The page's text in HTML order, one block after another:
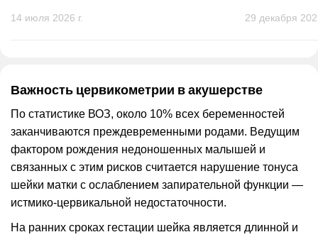
приходит на УЗИ с волнением и тревогой.
Желаю Вам крепкого здоровья,
благодарных пациентов и всего самого
доброго!
14 июля 2026 г.
человека,
29 декабря
Важность цервикометрии в акушерстве
По статистике ВОЗ, около 10% всех беременностей
заканчиваются преждевременными родами. Ведущим
фактором рождения недоношенных малышей и
связанных с этим рисков считается нарушение тонуса
шейки матки с ослаблением запирательной функции —
истмико-цервикальной недостаточности.
На ранних сроках гестации шейка является длинной и